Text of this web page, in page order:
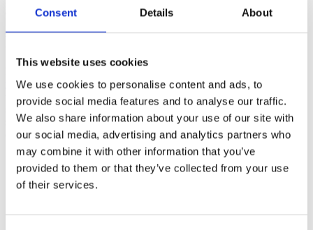
Consent Details About
This website uses cookies
We use cookies to personalise content and ads, to
provide social media features and to analyse our traffic.
We also share information about your use of our site with
our social media, advertising and analytics partners who
may combine it with other information that you’ve
provided to them or that they’ve collected from your use
of their services.
drygt en vecka och om Relationsbåten i höst.
realtid mha Glympse för mina Twitter och Facebookvänner
vara med på presentationen av årets Twittercensus. Mer om vad som
sades där kommer i ett senare inlägg. Men hela dragningen finns att
se här för den som är intresserad av vad som hänt i svenska och
övriga Nordens Twittervärld sedan förra årets mätning: